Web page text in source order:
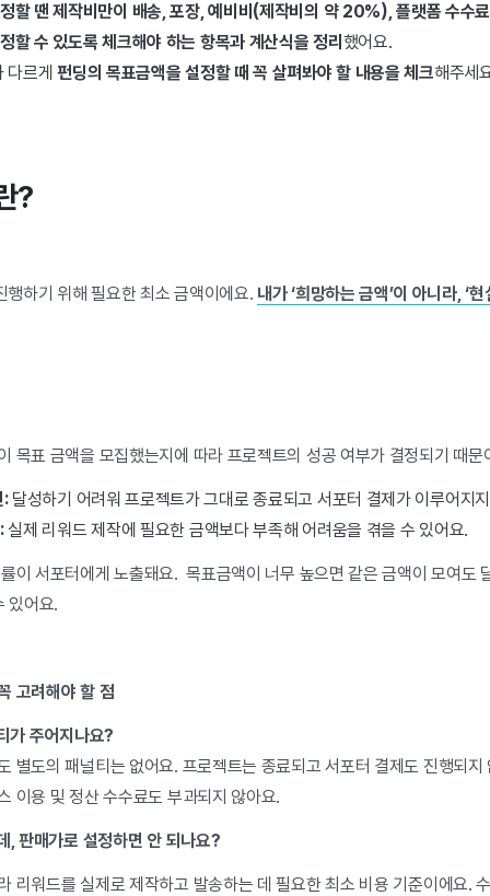
할 땐 제작비만이 배송, 포장, 예비비(제작비의 약 20%), 플랫폼 수수
할 수 있도록 체크해야 하는 항목과 계산식을 정리 했어요.
다르게펀딩의 목표금액을 설정할 때 꼭 살펴봐야 할 내용을 체크해주세
?
하기 위해 필요한 최소 금액이에요. 내가 ‘희망하는 금액’이 아니라, ‘
목표 금액을 모집했는지에 따라 프로젝트의 성공 여부가 결정되기 때문
: 달성하기 어려워 프로젝트가 그대로 종료되고 서포터 결제가 이루어지
실제 리워드 제작에 필요한 금액보다 부족해 어려움을 겪을 수 있어요.
이 서포터에게 노출돼요. 목표금액이 너무 높으면 같은 금액이 모여도
있어요.
고려해야 할 점
가 주어지나요?
별도의 패널티는 없어요. 프로젝트는 종료되고 서포터 결제도 진행되
이용 및 정산 수수료도 부과되지 않아요.
, 판매가로 설정하면 안 되나요?
리워드를 실제로 제작하고 발송하는 데 필요한 최소 비용 기준이에요.